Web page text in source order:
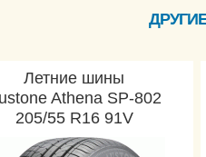
Летние шины
Athena SP-802
205/55 R16 91V